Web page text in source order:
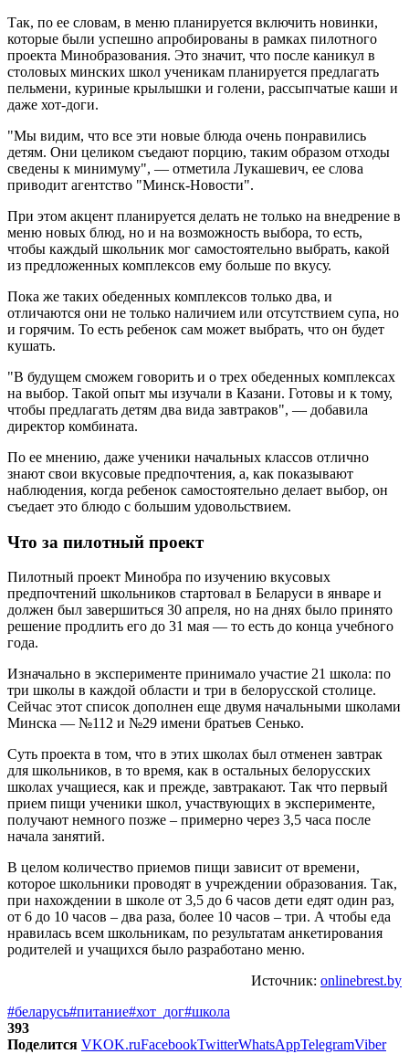
Так, по ее словам, в меню планируется включить новинки,
которые были успешно апробированы в рамках пилотного
проекта Минобразования. Это значит, что после каникул в
столовых минских школ ученикам планируется предлагать
пельмени, куриные крылышки и голени, рассыпчатые каши и
даже хот-доги.
"Мы видим, что все эти новые блюда очень понравились
детям. Они целиком съедают порцию, таким образом отходы
сведены к минимуму", — отметила Лукашевич, ее слова
приводит агентство "Минск-Новости".
При этом акцент планируется делать не только на внедрение в
меню новых блюд, но и на возможность выбора, то есть,
чтобы каждый школьник мог самостоятельно выбрать, какой
из предложенных комплексов ему больше по вкусу.
Пока же таких обеденных комплексов только два, и
отличаются они не только наличием или отсутствием супа, но
и горячим. То есть ребенок сам может выбрать, что он будет
кушать.
"В будущем сможем говорить и о трех обеденных комплексах
на выбор. Такой опыт мы изучали в Казани. Готовы и к тому,
чтобы предлагать детям два вида завтраков", — добавила
директор комбината.
По ее мнению, даже ученики начальных классов отлично
знают свои вкусовые предпочтения, а, как показывают
наблюдения, когда ребенок самостоятельно делает выбор, он
съедает это блюдо с большим удовольствием.
Что за пилотный проект
Пилотный проект Минобра по изучению вкусовых
предпочтений школьников стартовал в Беларуси в январе и
должен был завершиться 30 апреля, но на днях было принято
решение продлить его до 31 мая — то есть до конца учебного
года.
Изначально в эксперименте принимало участие 21 школа: по
три школы в каждой области и три в белорусской столице.
Сейчас этот список дополнен еще двумя начальными школами
Минска — №112 и №29 имени братьев Сенько.
Суть проекта в том, что в этих школах был отменен завтрак
для школьников, в то время, как в остальных белорусских
школах учащиеся, как и прежде, завтракают. Так что первый
прием пищи ученики школ, участвующих в эксперименте,
получают немного позже – примерно через 3,5 часа после
начала занятий.
В целом количество приемов пищи зависит от времени,
которое школьники проводят в учреждении образования. Так,
при нахождении в школе от 3,5 до 6 часов дети едят один раз,
от 6 до 10 часов – два раза, более 10 часов – три. А чтобы еда
нравилась всем школьникам, по результатам анкетирования
родителей и учащихся было разработано меню.
Источник: onlinebrest.by
#беларусь#питание#хот_дог#школа
393
Поделится VKOK.ruFacebookTwitterWhatsAppTelegramViber